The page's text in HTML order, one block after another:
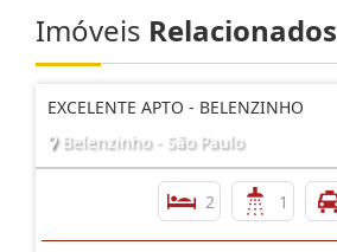
Imóveis Relacionados
EXCELENTE APTO - BELENZINHO
Belenzinho - São Paulo
2 1